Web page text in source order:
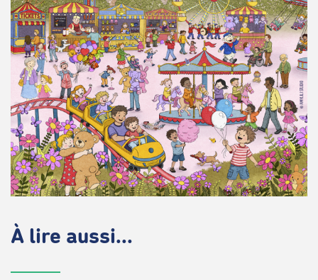
À lire aussi...